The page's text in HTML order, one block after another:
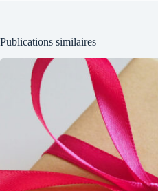
Publications similaires